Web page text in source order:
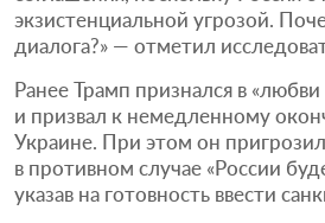
экзистенциальной угрозой.
диалога?» — отметил
Ранее Трамп признался в
и призвал к немедленному
Украине. При этом он
в противном случае «России
указав на готовность ввести